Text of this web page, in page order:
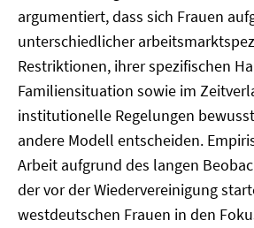
argumentiert, dass sich Frauen
unterschiedlicher
Restriktionen, ihrer spezifischen
Familiensituation sowie im
institutionelle Regelungen
andere Modell entscheiden.
Arbeit aufgrund des langen
der vor der Wiedervereinigung
westdeutschen Frauen in den